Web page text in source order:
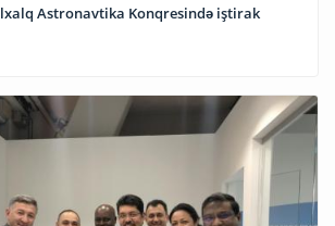
Astronavtika Konqresində iştirak